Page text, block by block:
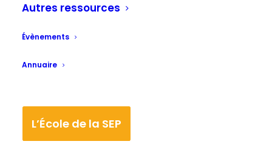
Autres ressources
Évènements
Annuaire
L’École de la SEP
Je m’appelle (prénom fictif) Angélique
et je suis une femme de 24 ans.